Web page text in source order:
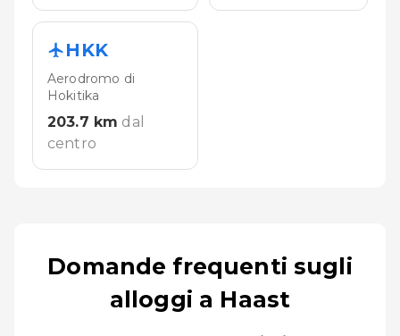
HKK
Aerodromo di
Hokitika
203.7 km dal
centro
Domande frequenti sugli
alloggi a Haast